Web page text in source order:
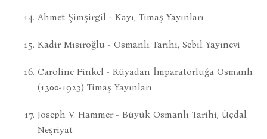
Ahmet Şimşirgil - Kayı, Timaş Yayınları
Kadir Mısıroğlu - Osmanlı Tarihi, Sebil Yayınevi
Caroline Finkel - Rüyadan İmparatorluğa Osmanlı
(1300-1923) Timaş Yayınları
Joseph V. Hammer - Büyük Osmanlı Tarihi, Üçdal
Neşriyat